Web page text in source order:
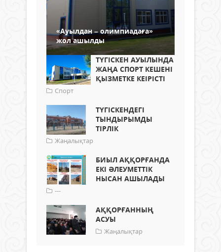
«Ауылдан – олимпиадаға»
жол ашылды
ТҮГІСКЕН АУЫЛЫНДА
ЖАҢА СПОРТ КЕШЕНІ
ҚЫЗМЕТКЕ КЕІРІСТІ
Спорт
ТҮГІСКЕНДЕГІ
ТЫНДЫРЫМДЫ
ТІРЛІК
Жаңалықтар
БИЫЛ АҚҚОРҒАНДА
ЕКІ ӘЛЕУМЕТТІК
НЫСАН АШЫЛАДЫ
---
АҚҚОРҒАННЫҢ
АСУЫ
Жаңалықтар